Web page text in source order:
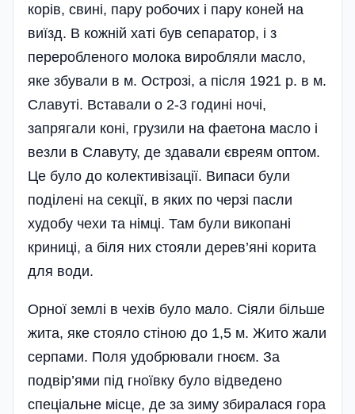
корів, свині, пару робочих і пару коней на
виїзд. В кожній хаті був сепаратор, і з
переробленого молока виробляли масло,
яке збували в м. Острозі, а після 1921 р. в м.
Славуті. Вставали о 2-3 годині ночі,
запрягали коні, грузили на фаетона масло і
везли в Славуту, де здавали євреям оптом.
Це було до колективізації. Випаси були
поділені на секції, в яких по черзі пасли
худобу чехи та німці. Там були викопані
криниці, а біля них стояли дерев’яні корита
для води.
Орної землі в чехів було мало. Сіяли більше
жита, яке стояло стіною до 1,5 м. Жито жали
серпами. Поля удобрювали гноєм. За
подвір’ями під гноївку було відведено
спеціальне місце, де за зиму збиралася гора